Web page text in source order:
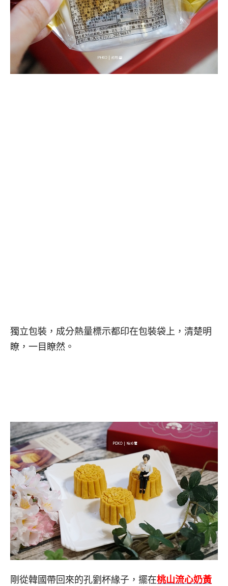
獨立包裝，成分熱量標示都印在包裝袋上，清楚明
瞭，一目瞭然。
剛從韓國帶回來的孔劉杯緣子，擺在桃山流心奶黃